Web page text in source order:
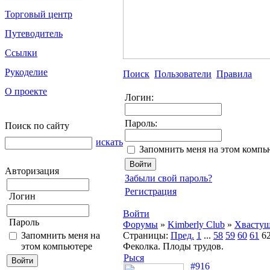
Торговый центр
Путеводитель
Ссылки
Рукоделие
О проекте
Поиск по сайту
искать
Авторизация
Логин
Пароль
Запомнить меня на
этом компьютере
Поиск Пользователи Правила
Логин:
Пароль:
Запомнить меня на этом
Забыли свой пароль?
Регистрация
Войти
Форумы » Kimberly Club »
Страницы: Пред. 1 ... 58 59 60 61 62
Феколка. Плоды трудов.
Рыся
#916